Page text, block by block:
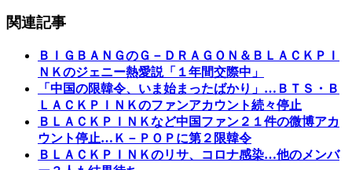
関連記事
ＢＩＧＢＡＮＧのＧ－ＤＲＡＧＯＮ＆ＢＬＡＣＫＰＩ
ＮＫのジェニー熱愛説「１年間交際中」
「中国の限韓令、いま始まったばかり」…ＢＴＳ・Ｂ
ＬＡＣＫＰＩＮＫのファンアカウント続々停止
ＢＬＡＣＫＰＩＮＫなど中国ファン２１件の微博アカ
ウント停止…Ｋ－ＰＯＰに第２限韓令
ＢＬＡＣＫＰＩＮＫのリサ、コロナ感染…他のメンバ